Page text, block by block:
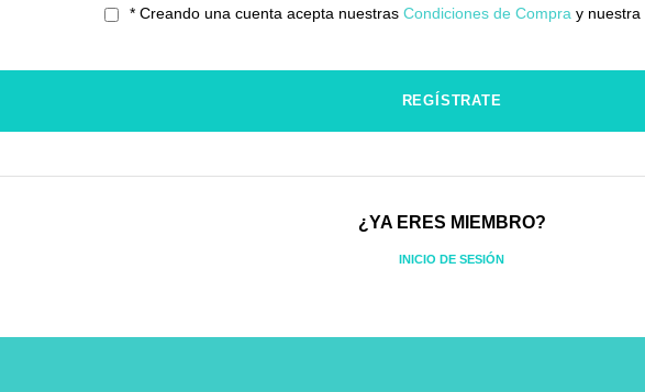
* Creando una cuenta acepta nuestras Condiciones de Compra y nuestra
¿YA ERES MIEMBRO?
INICIO DE SESIÓN